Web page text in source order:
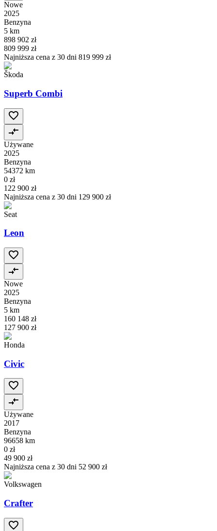
Nowe
2025
Benzyna
5 km
898 902 zł
809 999 zł
Najniższa cena z 30 dni 819 999 zł
Škoda
Superb Combi
Używane
2025
Benzyna
54372 km
0 zł
122 900 zł
Najniższa cena z 30 dni 129 900 zł
Seat
Leon
Nowe
2025
Benzyna
5 km
160 148 zł
127 900 zł
Honda
Civic
Używane
2017
Benzyna
96658 km
0 zł
49 900 zł
Najniższa cena z 30 dni 52 900 zł
Volkswagen
Crafter